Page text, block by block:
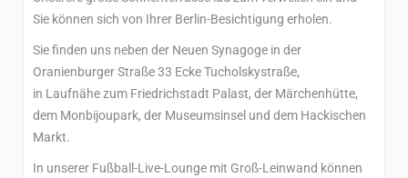
Sie können sich von Ihrer Berlin-Besichtigung erholen.
Sie finden uns neben der Neuen Synagoge in der
Oranienburger Straße 33 Ecke Tucholskystraße,
in Laufnähe zum Friedrichstadt Palast, der Märchenhütte,
dem Monbijoupark, der Museumsinsel und dem Hackischen
Markt.
In unserer Fußball-Live-Lounge mit Groß-Leinwand können